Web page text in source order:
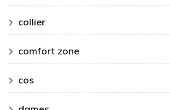
collier
comfort zone
cos